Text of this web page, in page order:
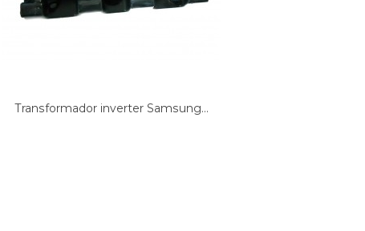
Transformador inverter Samsung...